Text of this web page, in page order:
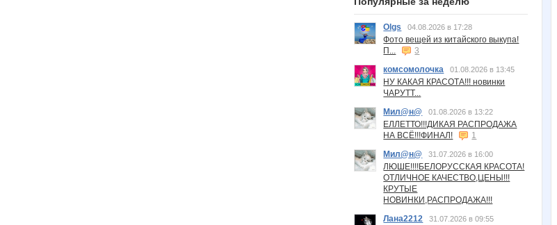
Olgs 04.08.2026 в 17:28
Фото вещей из китайского выкупа!
П...
3
комсомолочка
01.08.2026 в 13:45
НУ КАКАЯ КРАСОТА!!! новинки
ЧАРУТТ...
Мил@н@
01.08.2026 в 13:22
ЕЛЛЕТТО!!!ДИКАЯ РАСПРОДАЖА
НА ВСЁ!!!ФИНАЛ!
1
Мил@н@
31.07.2026 в 16:00
ЛЮШЕ!!!!БЕЛОРУССКАЯ КРАСОТА!
ОТЛИЧНОЕ КАЧЕСТВО,ЦЕНЫ!!!
КРУТЫЕ
НОВИНКИ,РАСПРОДАЖА!!!
Лана2212
31.07.2026 в 09:55